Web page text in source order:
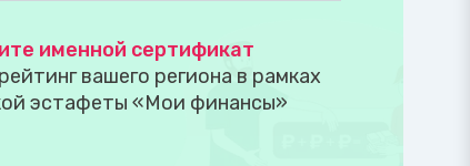
именной сертификат
вашего региона в рамках
эстафеты «Мои финансы»